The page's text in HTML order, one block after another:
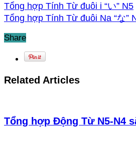
Tổng hợp Tính Từ đuôi i “い” N5
Tổng hợp Tính Từ đuôi Na “な”
Share
Related Articles
Tổng hợp Động Từ N5-N4